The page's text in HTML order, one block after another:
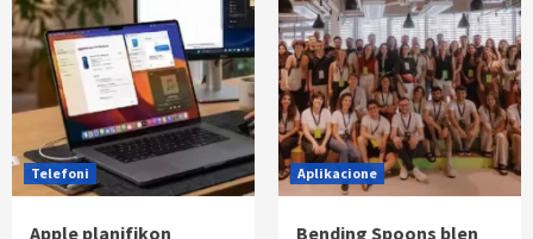
Telefoni
Apple planifikon
Aplikacione
Bending Spoons blen